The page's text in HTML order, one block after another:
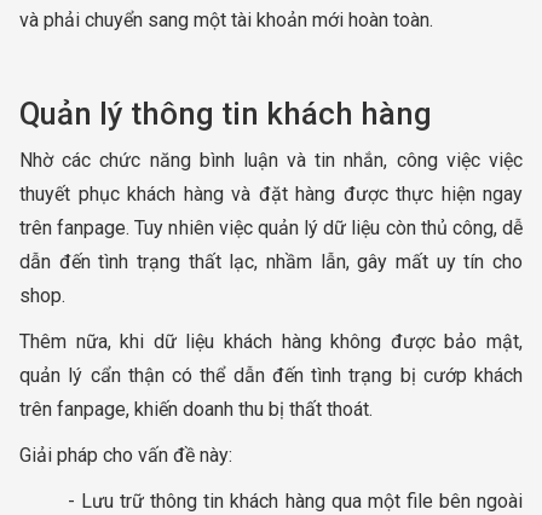
và phải chuyển sang một tài khoản mới hoàn toàn.
Quản lý thông tin khách hàng
Nhờ các chức năng bình luận và tin nhắn, công việc việc
thuyết phục khách hàng và đặt hàng được thực hiện ngay
trên fanpage. Tuy nhiên việc quản lý dữ liệu còn thủ công, dễ
dẫn đến tình trạng thất lạc, nhầm lẫn, gây mất uy tín cho
shop.
Thêm nữa, khi dữ liệu khách hàng không được bảo mật,
quản lý cẩn thận có thể dẫn đến tình trạng bị cướp khách
trên fanpage, khiến doanh thu bị thất thoát.
Giải pháp cho vấn đề này:
- Lưu trữ thông tin khách hàng qua một file bên ngoài